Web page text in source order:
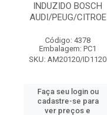
INDUZIDO BOSCH
AUDI/PEUG/CITROE
Código: 4378
Embalagem: PC1
SKU: AM20120/ID1120
Faça seu login ou
cadastre-se para
ver preços e